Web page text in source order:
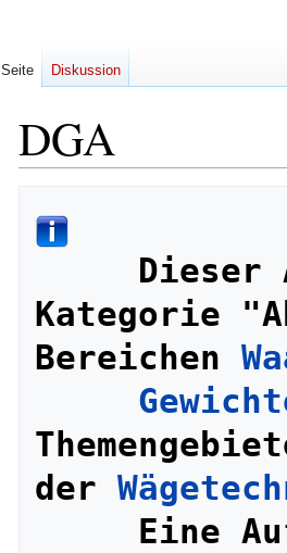
DGA
Navigation
springen
Suche
springen
Kategorie
Bereichen
der
Eine
Seite Diskussion